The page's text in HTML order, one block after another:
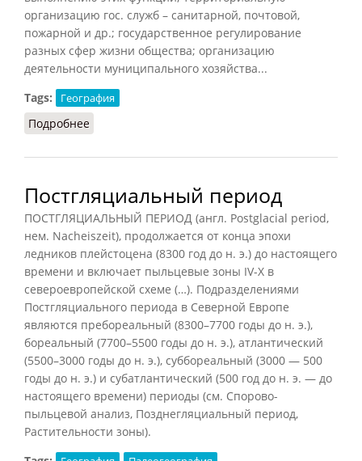
организацию гос. служб – санитарной, почтовой,
пожарной и др.; государственное регулирование
разных сфер жизни общества; организацию
деятельности муниципального хозяйства...
Tags:
География
Подробнее
Постгляциальный период
ПОСТГЛЯЦИАЛЬНЫЙ ПЕРИОД (англ. Postglacial period,
нем. Nacheiszeit), продолжается от конца эпохи
ледников плейстоцена (8300 год до н. э.) до настоящего
времени и включает пыльцевые зоны IV-X в
североевропейской схеме (…). Подразделениями
Постгляциального периода в Северной Европе
являются пребореальный (8300–7700 годы до н. э.),
бореальный (7700–5500 годы до н. э.), атлантический
(5500–3000 годы до н. э.), суббореальный (3000 — 500
годы до н. э.) и субатлантический (500 год до н. э. — до
настоящего времени) периоды (см. Спорово-
пыльцевой анализ, Позднегляциальный период,
Растительности зоны).